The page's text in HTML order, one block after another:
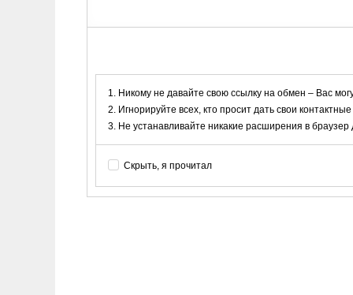
Никому не давайте свою ссылку на обмен – Вас
Игнорируйте всех, кто просит дать свои
Не устанавливайте никакие расширения в
Скрыть, я прочитал